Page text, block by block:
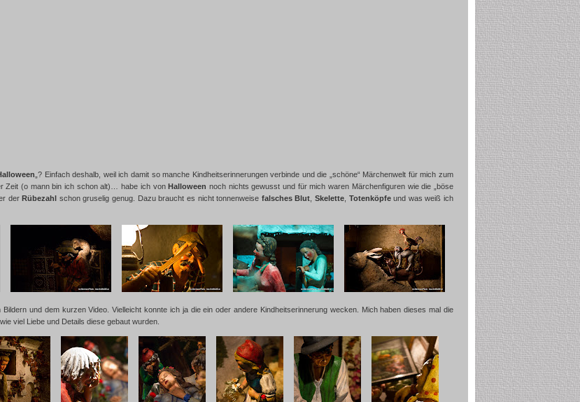
„? Einfach deshalb, weil ich damit so manche Kindheitserinnerungen verbinde und die „schöne“ Märchenwelt für mich zum
Zeit (o mann bin ich schon alt)… habe ich vonHalloween noch nichts gewusst und für mich waren Märchenfiguren wie die „böse
derRübezahl schon gruselig genug. Dazu braucht es nicht tonnenweise falsches Blut Skelette, Totenköpfeund was weiß ich
und dem kurzen Video. Vielleicht konnte ich ja die ein oder andere Kindheitserinnerung wecken. Mich haben dieses mal die
viel Liebe und Details diese gebaut wurden.